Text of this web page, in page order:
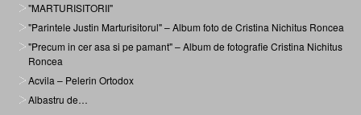
"MARTURISITORII"
"Parintele Justin Marturisitorul" – Album foto de Cristina Nichitus Roncea
"Precum in cer asa si pe pamant" – Album de fotografie Cristina Nichitus
Roncea
Acvila – Pelerin Ortodox
Albastru de…